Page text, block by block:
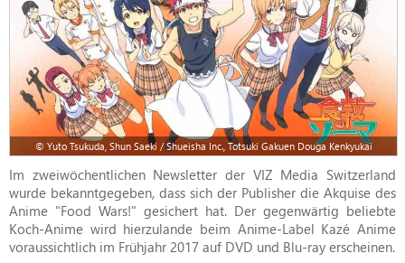
© Yuto Tsukuda, Shun Saeki / Shueisha Inc., Totsuki Gakuen Douga Kenkyukai
Im zweiwöchentlichen Newsletter der VIZ Media Switzerland
wurde bekanntgegeben, dass sich der Publisher die Akquise des
Anime "Food Wars!" gesichert hat. Der gegenwärtig beliebte
Koch-Anime wird hierzulande beim Anime-Label Kazé Anime
voraussichtlich im Frühjahr 2017 auf DVD und Blu-ray erscheinen.